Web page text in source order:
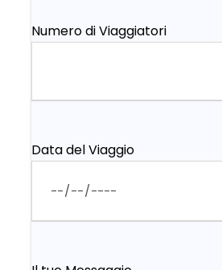
Numero di Viaggiatori
Data del Viaggio